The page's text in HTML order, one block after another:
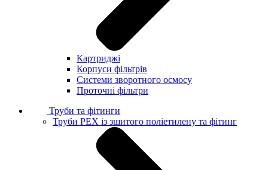
Картриджі
Корпуси фільтрів
Системи зворотного осмосу
Проточні фільтри
Труби та фітинги
Труби PEX із зшитого поліетилену та фітинг